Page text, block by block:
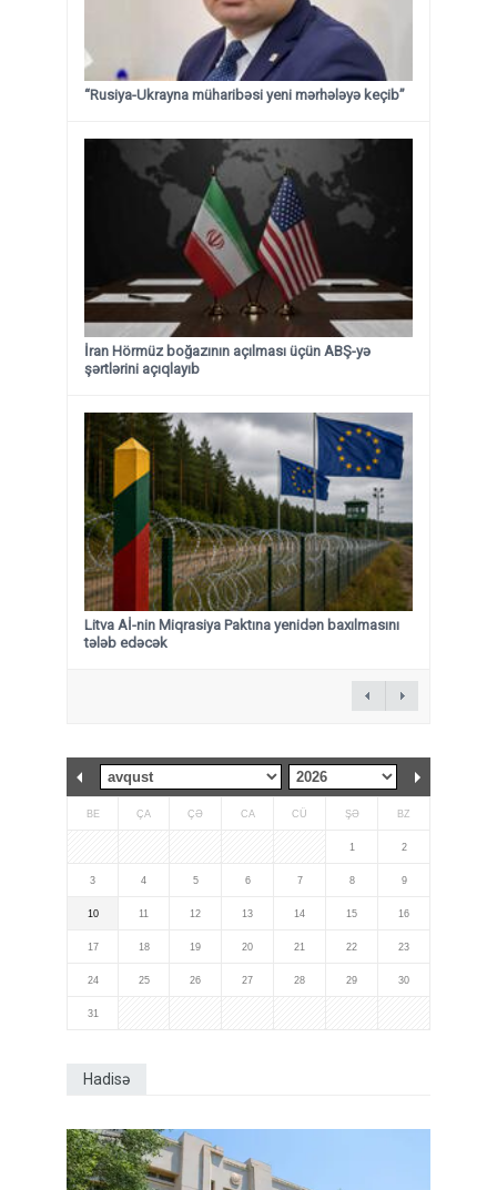
“Rusiya-Ukrayna müharibəsi yeni mərhələyə keçib”
İran Hörmüz boğazının açılması üçün ABŞ-yə
şərtlərini açıqlayıb
Litva Aİ-nin Miqrasiya Paktına yenidən baxılmasını
tələb edəcək
BE ÇA ÇƏ CA CÜ ŞƏ BZ
1 2
3 4 5 6 7 8 9
10 11 12 13 14 15 16
17 18 19 20 21 22 23
24 25 26 27 28 29 30
31
Hadisə